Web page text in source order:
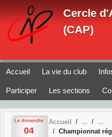
Cercle
(CAP)
Accueil La vie du club
Participer Les sections
Le dimanche
04
Accueil
Championnat
Panneau de gestion des cookies